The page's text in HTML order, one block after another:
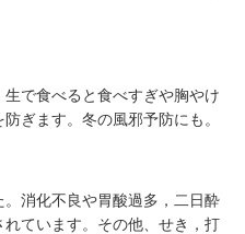
で食べると食べすぎや胸やけ
ぎます。冬の風邪予防にも。
消化不良や胃酸過多，二日酔
ています。その他、せき，打